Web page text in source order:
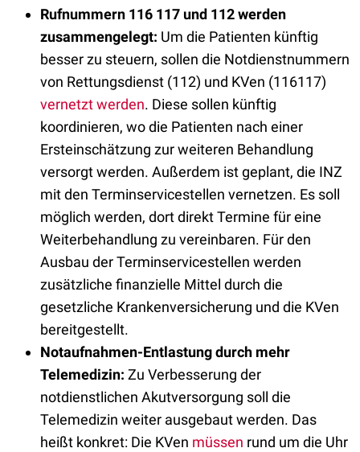
Rufnummern 116 117 und 112 werden
zusammengelegt: Um die Patienten künftig
besser zu steuern, sollen die Notdienstnummern
von Rettungsdienst (112) und KVen (116117)
vernetzt werden. Diese sollen künftig
koordinieren, wo die Patienten nach einer
Ersteinschätzung zur weiteren Behandlung
versorgt werden. Außerdem ist geplant, die INZ
mit den Terminservicestellen vernetzen. Es soll
möglich werden, dort direkt Termine für eine
Weiterbehandlung zu vereinbaren. Für den
Ausbau der Terminservicestellen werden
zusätzliche finanzielle Mittel durch die
gesetzliche Krankenversicherung und die KVen
bereitgestellt.
Notaufnahmen-Entlastung durch mehr
Telemedizin: Zu Verbesserung der
notdienstlichen Akutversorgung soll die
Telemedizin weiter ausgebaut werden. Das
heißt konkret: Die KVen müssen rund um die Uhr